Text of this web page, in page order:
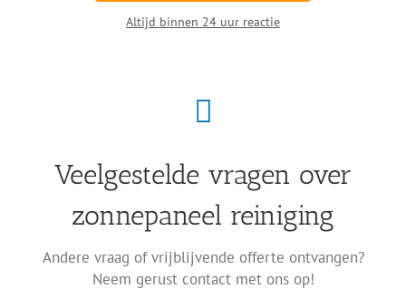
Altijd binnen 24 uur reactie
Veelgestelde vragen over
zonnepaneel reiniging
Andere vraag of vrijblijvende offerte ontvangen?
Neem gerust contact met ons op!